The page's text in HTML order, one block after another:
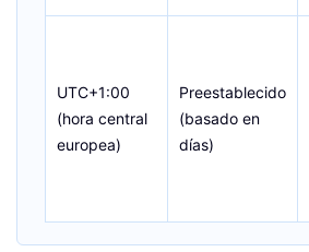
UTC+1:00
(hora central
europea)
Preestablecido
(basado en
días)